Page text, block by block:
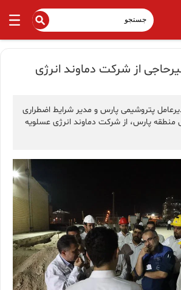
از شرکت دماوند انرژی
پتروشیمی پارس و مدیر شرایط اضطراری
پارس، از شرکت دماوند انرژی عسلویه